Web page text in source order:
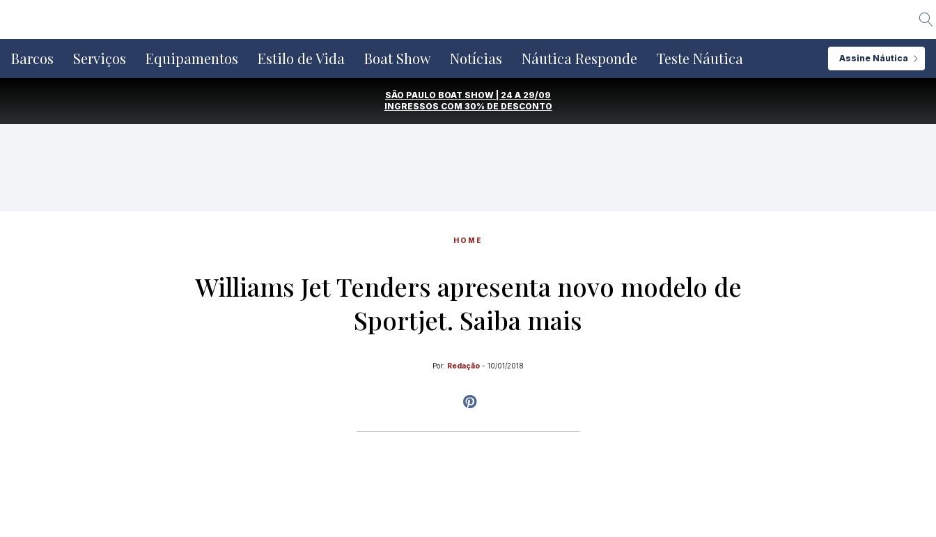
o
conteúdo
Barcos Serviços Equipamentos Estilo de Vida Boat Show Notícias Náutica Responde Teste Náutica Assine Náutica
SÃO PAULO BOAT SHOW | 24 A 29/09
INGRESSOS COM 30% DE DESCONTO
HOME
Williams Jet Tenders apresenta novo modelo de
Sportjet. Saiba mais
Por: Redação - 10/01/2018